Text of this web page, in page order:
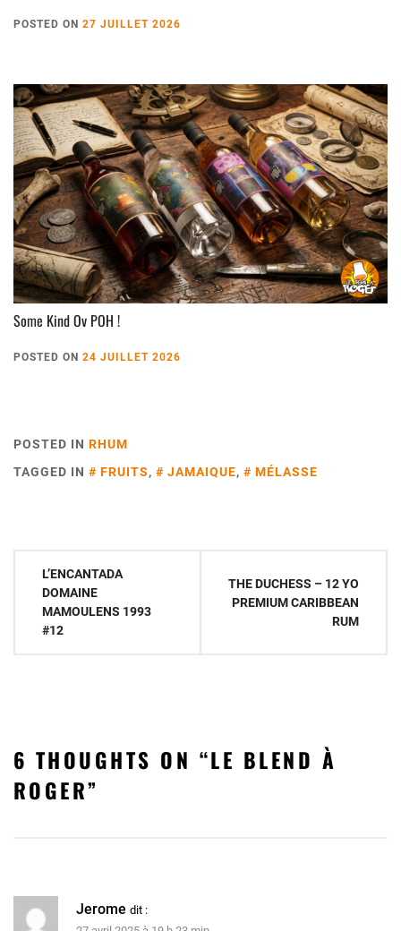
POSTED ON 27 JUILLET 2026
Some Kind Ov POH !
POSTED ON 24 JUILLET 2026
POSTED IN RHUM
TAGGED IN
FRUITS, JAMAIQUE, MÉLASSE
Navigation
l’article
L’ENCANTADA
DOMAINE
MAMOULENS 1993
#12
THE DUCHESS – 12 YO
PREMIUM CARIBBEAN
RUM
6 THOUGHTS ON “LE BLEND À
ROGER”
Jerome dit :